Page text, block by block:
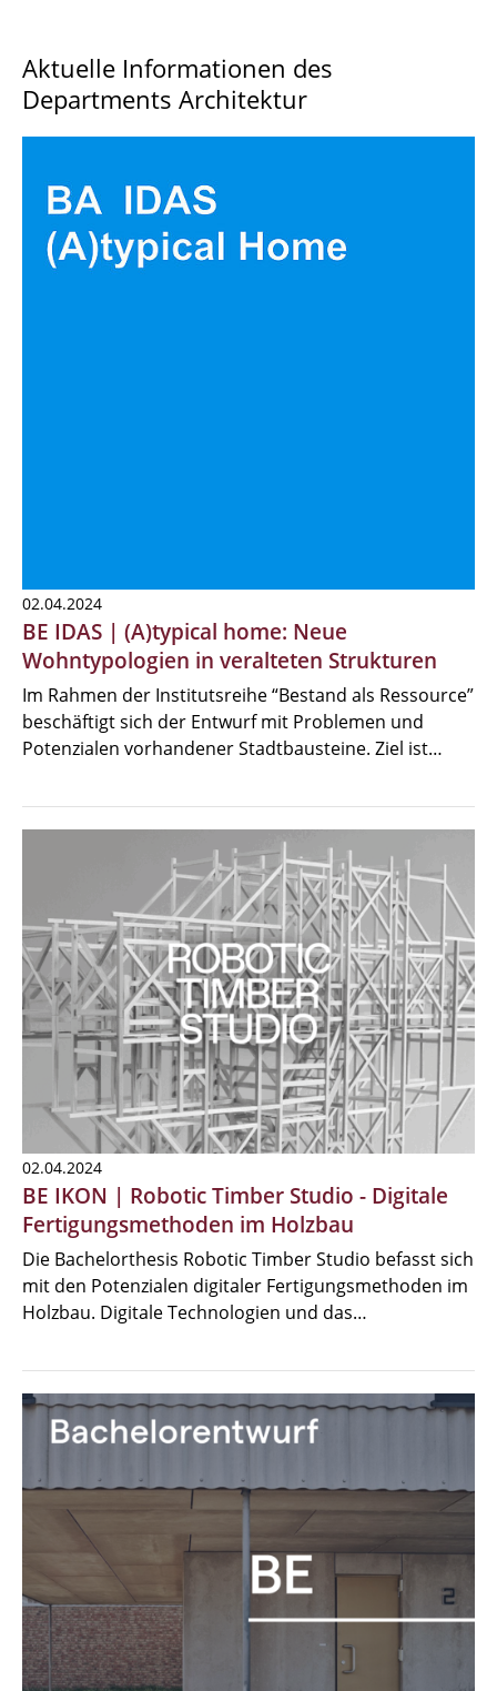
Aktuelle Informationen des
Departments Architektur
02.04.2024
BE IDAS | (A)typical home: Neue
Wohntypologien in veralteten Strukturen
Im Rahmen der Institutsreihe “Bestand als Ressource”
beschäftigt sich der Entwurf mit Problemen und
Potenzialen vorhandener Stadtbausteine. Ziel ist…
02.04.2024
BE IKON | Robotic Timber Studio - Digitale
Fertigungsmethoden im Holzbau
Die Bachelorthesis Robotic Timber Studio befasst sich
mit den Potenzialen digitaler Fertigungsmethoden im
Holzbau. Digitale Technologien und das…